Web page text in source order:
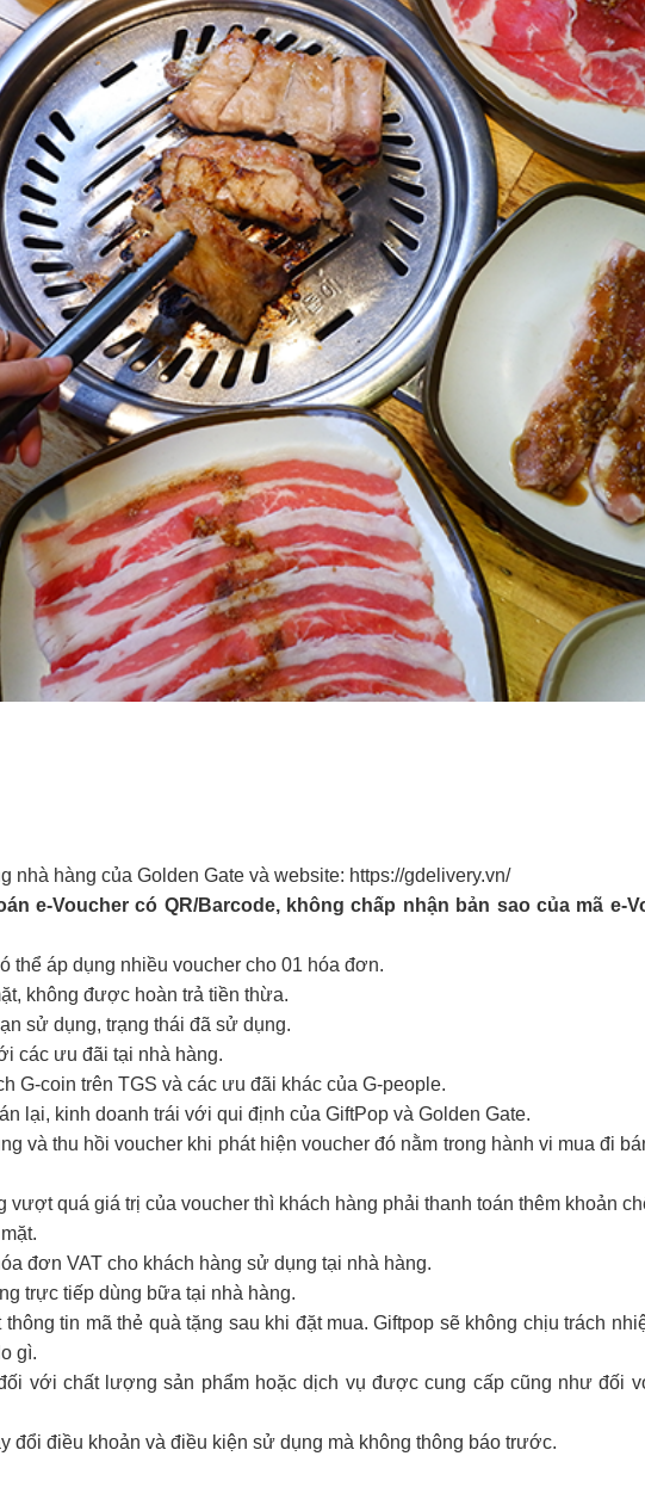
nhà hàng của Golden Gate và website: https://gdelivery.vn/
e-Voucher có QR/Barcode, không chấp nhận bản sao của mã
thể áp dụng nhiều voucher cho 01 hóa đơn.
không được hoàn trả tiền thừa.
sử dụng, trạng thái đã sử dụng.
các ưu đãi tại nhà hàng.
G-coin trên TGS và các ưu đãi khác của G-people.
lại, kinh doanh trái với qui định của GiftPop và Golden Gate.
và thu hồi voucher khi phát hiện voucher đó nằm trong hành vi mua đi
vượt quá giá trị của voucher thì khách hàng phải thanh toán thêm khoản
đơn VAT cho khách hàng sử dụng tại nhà hàng.
trực tiếp dùng bữa tại nhà hàng.
tin mã thẻ quà tặng sau khi đặt mua. Giftpop sẽ không chịu trách
gì.
với chất lượng sản phẩm hoặc dịch vụ được cung cấp cũng như đối
đổi điều khoản và điều kiện sử dụng mà không thông báo trước.